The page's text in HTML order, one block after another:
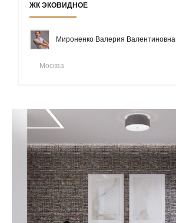
ЖК ЭКОВИДНОЕ
Мироненко Валерия Валентиновна
Москва